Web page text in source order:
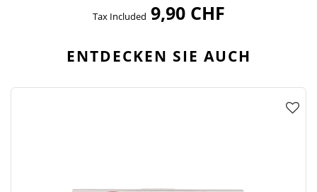
Tax Included 9,90 CHF
ENTDECKEN SIE AUCH